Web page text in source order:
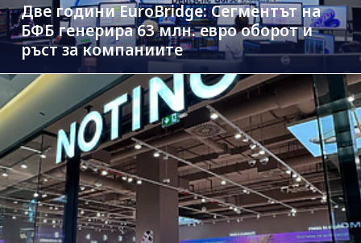
Две години EuroBridge: Сегментът на
БФБ генерира 63 млн. евро оборот и
ръст за компаниите